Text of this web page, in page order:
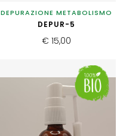
DEPURAZIONE METABOLISMO
DEPUR-5
€ 15,00